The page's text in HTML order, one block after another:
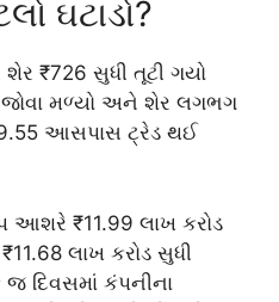
ઘટાડો?
શેર ₹726 સુધી તૂટી ગયો
જોવા મળ્યો અને શેર લગભગ
આસપાસ ટ્રેડ થઈ
આશરે ₹11.99 લાખ કરોડ
લાખ કરોડ સુધી
દિવસમાં કંપનીના